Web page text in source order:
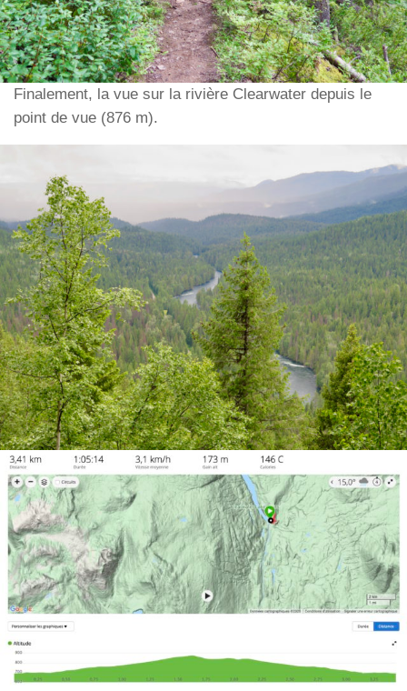
Finalement, la vue sur la rivière Clearwater depuis le
point de vue (876 m).